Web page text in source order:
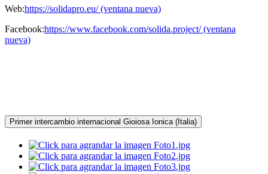
Web:https://solidapro.eu/ (ventana nueva)
Facebook:https://www.facebook.com/solida.project/ (ventana
nueva)
Primer intercambio internacional Gioiosa Ionica (Italia)